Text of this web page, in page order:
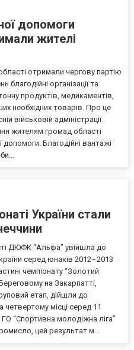
допомоги
жителі
отримали чергову партію
благодійні організації та
продуктів, медикаментів,
необхідних товарів. Про це
військовій адміністрації.
жителям громад області
допомоги. Благодійні вантажі
України стали
ДЮФК “Альфа” увійшла до
серед юнаків 2012–2013
чемпіонату “Золотий
на Закарпатті,
етап, дійшли до
четвертому місці серед 11
“Спортивна молодіжна ліга”
цей результат м...